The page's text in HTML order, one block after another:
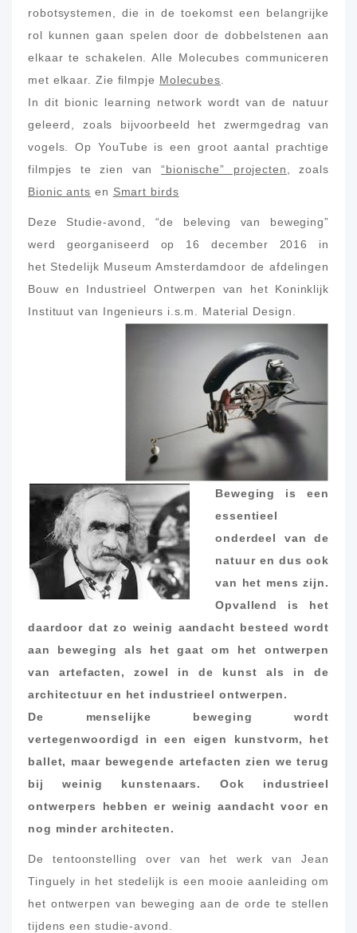
robotsystemen, die in de toekomst een belangrijke
rol kunnen gaan spelen door de dobbelstenen aan
elkaar te schakelen. Alle Molecubes communiceren
met elkaar. Zie filmpje Molecubes
In dit bionic learning network wordt van de natuur
geleerd, zoals bijvoorbeeld het zwermgedrag van
vogels. Op YouTube is een groot aantal prachtige
filmpjes te zien van“bionische” projecten
, zoals
Bionic ants en Smart birds
Deze Studie-avond, “de beleving van beweging”
werd georganiseerd op 16 december 2016 in
het Stedelijk Museum Amsterdamdoor de afdelingen
Bouw en Industrieel Ontwerpen van het Koninklijk
Instituut van Ingenieurs i.s.m. Material Design.
Beweging is een
essentieel
onderdeel van de
natuur en dus ook
van het mens zijn.
Opvallend is het
daardoor dat zo weinig aandacht besteed wordt
aan beweging als het gaat om het ontwerpen
van artefacten, zowel in de kunst als in de
architectuur en het industrieel ontwerpen.
De menselijke beweging wordt
vertegenwoordigd in een eigen kunstvorm, het
ballet, maar bewegende artefacten zien we terug
bij weinig kunstenaars. Ook industrieel
ontwerpers hebben er weinig aandacht voor en
nog minder architecten.
De tentoonstelling over van het werk van Jean
Tinguely in het stedelijk is een mooie aanleiding om
het ontwerpen van beweging aan de orde te stellen
tijdens een studie-avond.